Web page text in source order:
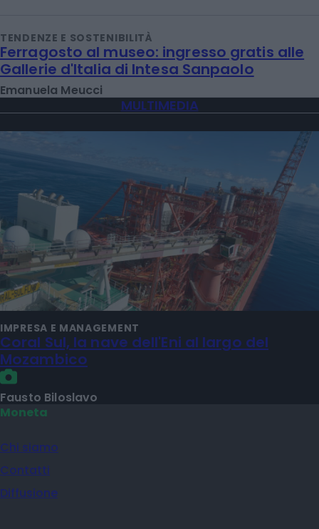
TENDENZE E SOSTENIBILITÀ
Ferragosto al museo: ingresso gratis alle
Gallerie d'Italia di Intesa Sanpaolo
Emanuela Meucci
MULTIMEDIA
IMPRESA E MANAGEMENT
Coral Sul, la nave dell'Eni al largo del
Mozambico
Fausto Biloslavo
Moneta
Chi siamo
Contatti
Diffusione